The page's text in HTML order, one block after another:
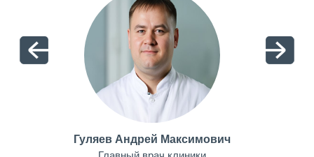
Гуляев Андрей Максимович